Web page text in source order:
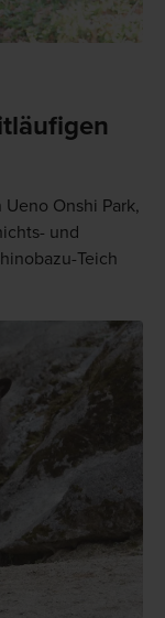
Onshi Park,
und
Teich